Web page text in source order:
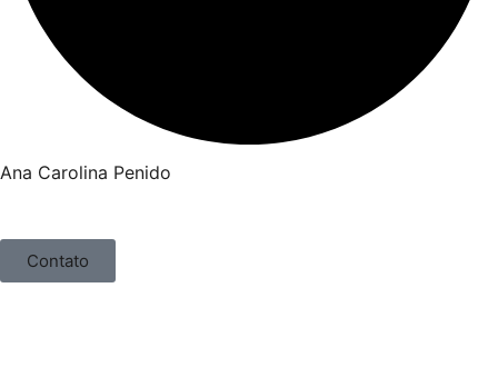
Ana Carolina Penido
Contato